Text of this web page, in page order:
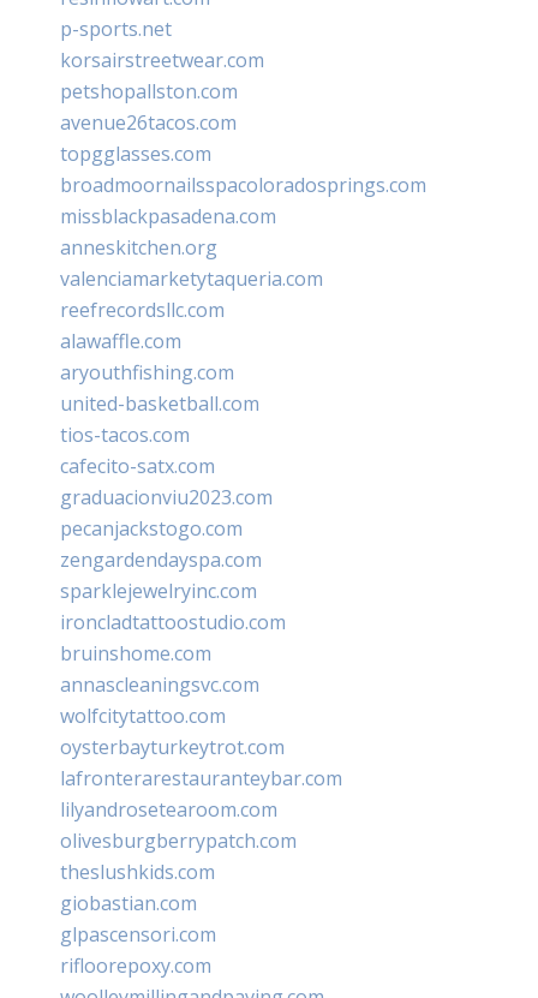
p-sports.net
korsairstreetwear.com
petshopallston.com
avenue26tacos.com
topgglasses.com
broadmoornailsspacoloradosprings.com
missblackpasadena.com
anneskitchen.org
valenciamarketytaqueria.com
reefrecordsllc.com
alawaffle.com
aryouthfishing.com
united-basketball.com
tios-tacos.com
cafecito-satx.com
graduacionviu2023.com
pecanjackstogo.com
zengardendayspa.com
sparklejewelryinc.com
ironcladtattoostudio.com
bruinshome.com
annascleaningsvc.com
wolfcitytattoo.com
oysterbayturkeytrot.com
lafronterarestauranteybar.com
lilyandrosetearoom.com
olivesburgberrypatch.com
theslushkids.com
giobastian.com
glpascensori.com
rifloorepoxy.com